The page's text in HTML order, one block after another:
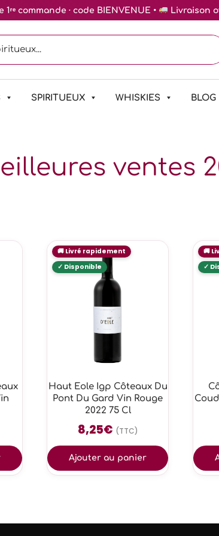
commande · code BIENVENUE • Livraison
SPIRITUEUX WHISKIES BLOG
ventes
Haut Eole Igp Côteaux Du
Pont Du Gard Vin Rouge
2022 75 Cl
8,25€ (TTC)
Ajouter au panier